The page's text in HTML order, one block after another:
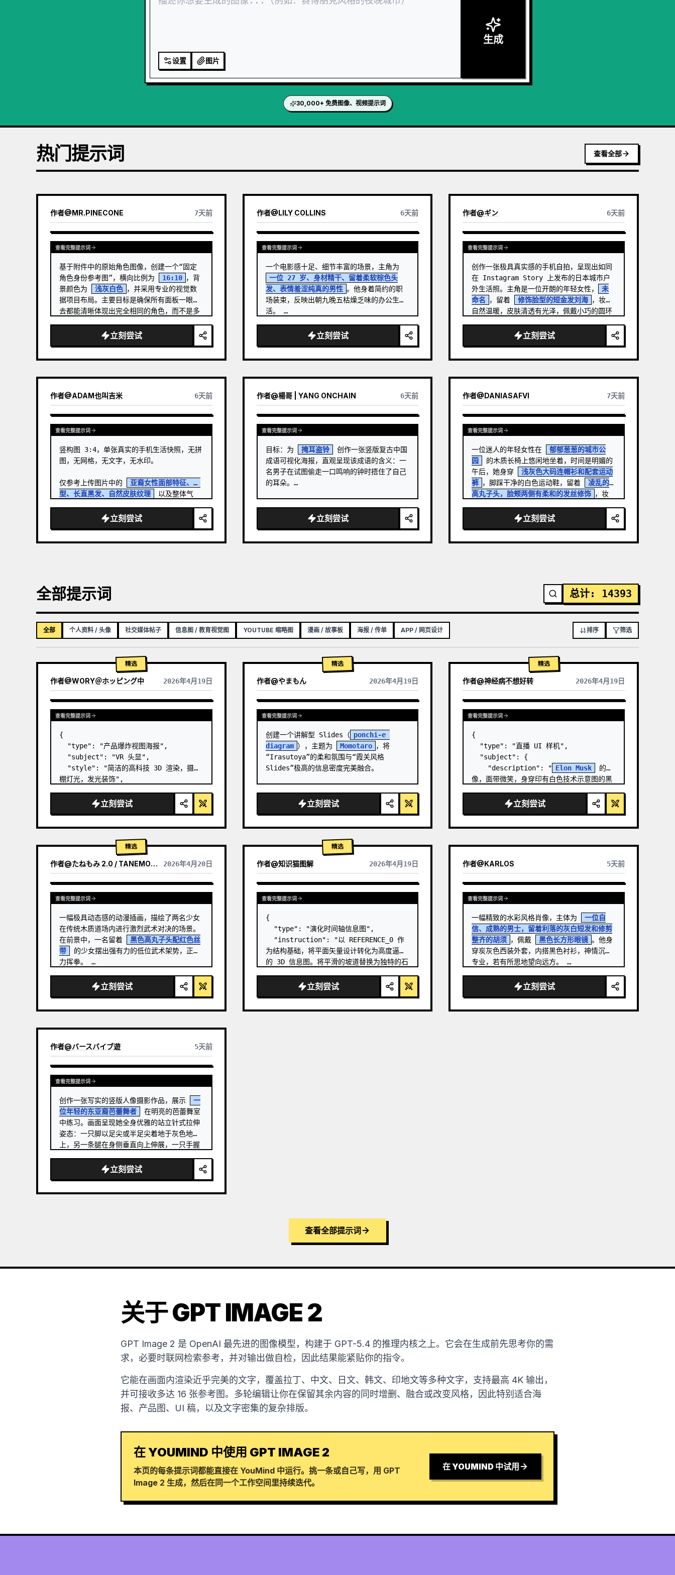
设置 图片
生成
30,000+ 免费图像、视频提示词
热门提示词 查看全部
作者@MR.PINECONE 7天前
查看完整提示词
基于附件中的原始角色图像，创建一个“固定
角色身份参考图”，横向比例为
16:10 ，背
景颜色为
浅灰白色 ，并采用专业的视觉数
据项目布局。主要目标是确保所有面板一眼望
去都能清晰体现出完全相同的角色，而不是多
立刻尝试
作者@LILY COLLINS 6天前
查看完整提示词
一位 27 岁、身材精干、留着柔软棕色头
发、表情羞涩纯真的男性 。他身着简约的职
场装束，反映出朝九晚五枯燥乏味的办公生
活。 …
立刻尝试
作者@ギン 6天前
查看完整提示词
创作一张极具真实感的手机自拍，呈现出如同
在 Instagram Story 上发布的日本城市户
外生活照。主角是一位开朗的年轻女性，
未
命名
，留着 修饰脸型的短金发刘海 ，妆容
自然温暖，皮肤清透有光泽，佩戴小巧的圆环
立刻尝试
作者@ADAM也叫吉米 6天前
查看完整提示词
竖构图 3:4，单张真实的手机生活快照，无拼
图，无网格，无文字，无水印。
仅参考上传图片中的
亚裔女性面部特征、脸
型、长直黑发、自然皮肤纹理
以及整体气
立刻尝试
作者@楊哥 | YANG ONCHAIN 6天前
查看完整提示词
目标：为 掩耳盗铃
创作一张竖版复古中国
成语可视化海报，直观呈现该成语的含义：一
名男子在试图偷走一口鸣响的钟时捂住了自己
的耳朵。
理的米色宣纸背景，呈现出古旧教育印刷品的
质感。 …
立刻尝试
作者@DANIASAFVI 7天前
查看完整提示词
一位迷人的年轻女性在
郁郁葱葱的城市公
园
的木质长椅上悠闲地坐着，时间是明媚的
午后，她身穿
浅灰色大码连帽衫和配套运动
裤 ，脚踩干净的白色运动鞋，留着
凌乱的
高丸子头，脸颊两侧有柔和的发丝修饰 ，妆
只手轻触头发，姿态放松自信，一条腿盘在长
椅上，电影级生活方式摄影，…
立刻尝试
全部提示词 总计: 14393
全部 个人资料 / 头像 社交媒体帖子 信息图 / 教育视觉图 YOUTUBE 缩略图 漫画 / 故事板 海报 / 传单 APP / 网页设计 排序 筛选
精选
作者@WORY＠ホッピング中 2026年4月19日
查看完整提示词
{
  "type": "产品爆炸视图海报",
  "subject": "VR 头显",
  "style": "简洁的高科技 3D 渲染，摄影
棚灯光，发光装饰",
  "header": {
    "logo": "∞
Meta Quest 3 ",
立刻尝试
精选
作者@やまもん 2026年4月19日
查看其它模型的结果
查看完整提示词
创建一个讲解型 Slides（ ponchi-e
diagram ），主题为 Momotaro ，将
“Irasutoya”的柔和氛围与“霞关风格
Slides”极高的信息密度完美融合。
立刻尝试
精选
作者@神经病不想好转 2026年4月19日
查看完整提示词
{
  "type": "直播 UI 样机",
  "subject": {
    "description": "
Elon Musk
的肖
像，面带微笑，身穿印有白色技术示意图的黑
    "background": "左侧显示带有
' SPACEX ' 文字的屏幕，右侧显示红色的
立刻尝试
精选
作者@たねもみ 2.0 / TANEMOMI VER2.0 2026年4月20日
查看完整提示词
一幅极具动态感的动漫插画，描绘了两名少女
在传统木质道场内进行激烈武术对决的场景。
在前景中，一名留着
黑色高丸子头配红色丝
带
的少女摆出强有力的低位武术架势，正奋
力挥拳。 …
立刻尝试
精选
作者@知识猫图解 2026年4月19日
查看完整提示词
{
  "type": "演化时间轴信息图",
  "instruction": "以 REFERENCE_0 作
为结构基础，将平面矢量设计转化为高度逼真
的 3D 信息图。将平滑的坡道替换为独特的石
  "style": {
立刻尝试
作者@KARLOS 5天前
查看完整提示词
一幅精致的水彩风格肖像，主体为
一位自
信、成熟的男士，留着利落的灰白短发和修剪
整齐的胡须 ，佩戴 黑色长方形眼镜 。他身
穿炭灰色西装外套，内搭黑色衬衫，神情沉稳
专业，若有所思地望向远方。 …
立刻尝试
作者@バースバイブ遊 5天前
查看完整提示词
创作一张写实的竖版人像摄影作品，展示
一
位年轻的东亚裔芭蕾舞者
在明亮的芭蕾舞室
中练习。画面呈现她全身优雅的站立针式拉伸
姿态：一只脚以足尖或半足尖着地于灰色地板
上，另一条腿在身侧垂直向上伸展，一只手握
立刻尝试
查看全部提示词
关于 GPT IMAGE 2
GPT Image 2 是 OpenAI 最先进的图像模型，构建于 GPT-5.4 的推理内核之上。它会在生成前先思考你的需
求，必要时联网检索参考，并对输出做自检，因此结果能紧贴你的指令。
它能在画面内渲染近乎完美的文字，覆盖拉丁、中文、日文、韩文、印地文等多种文字，支持最高 4K 输出，
并可接收多达 16 张参考图。多轮编辑让你在保留其余内容的同时增删、融合或改变风格，因此特别适合海
报、产品图、UI 稿，以及文字密集的复杂排版。
在 YOUMIND 中使用 GPT IMAGE 2
本页的每条提示词都能直接在 YouMind 中运行。挑一条或自己写，用 GPT
Image 2 生成，然后在同一个工作空间里持续迭代。
在 YOUMIND 中试用